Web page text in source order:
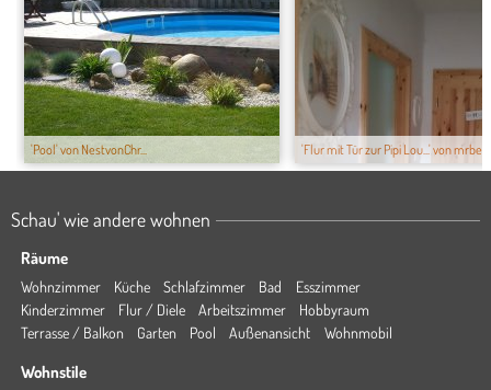
'Pool' von NestvonChr... 'Flur mit Tür zur Pipi Lou...' von
Schau' wie andere wohnen
Räume
Wohnzimmer Küche Schlafzimmer Bad
Esszimmer
Kinderzimmer
Flur / Diele Arbeitszimmer
Hobbyraum
Terrasse / Balkon
Garten Pool Außenansicht Wohnmobil
Wohnstile